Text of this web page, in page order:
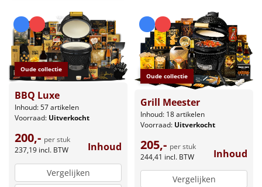
Oude collectie
BBQ Luxe
Inhoud: 57 artikelen
Voorraad: Uitverkocht
200,- per stuk
237,19 incl. BTW Inhoud
Vergelijken
Oude collectie
Grill Meester
Inhoud: 18 artikelen
Voorraad: Uitverkocht
205,- per stuk
244,41 incl. BTW Inhoud
Vergelijken